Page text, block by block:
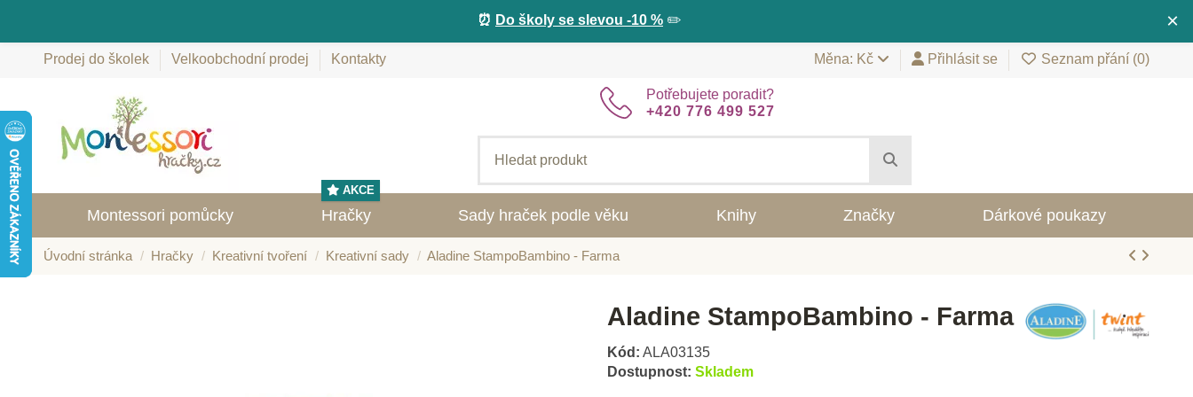
×
⏰ Do školy se slevou -10 % ✏️
Prodej do školek Velkoobchodní prodej Kontakty Měna: Kč Přihlásit se Seznam přání (0)
Potřebujete poradit?
+420 776 499 527
Montessori pomůcky Hračky
AKCE
Sady hraček podle věku Knihy Značky Dárkové poukazy
Úvodní stránka Hračky Kreativní tvoření Kreativní sady Aladine StampoBambino - Farma
Aladine StampoBambino - Farma
Kód: ALA03135
Dostupnost: Skladem